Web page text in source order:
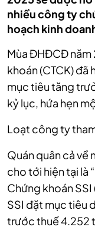
nhiều công ty
hoạch kinh
Mùa ĐHĐCĐ
khoán (CTCK) đã
mục tiêu tăng
kỷ lục, hứa hẹn
Loạt công ty
Quán quân cả về
cho tới hiện tại là
Chứng khoán
SSI đặt mục tiêu
trước thuế 4.252